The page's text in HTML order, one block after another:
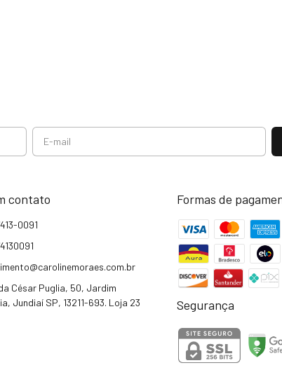
contato
0091
César Puglia, 50, Jardim
Jundiaí SP, 13211-693. Loja 23
Formas de
Segurança